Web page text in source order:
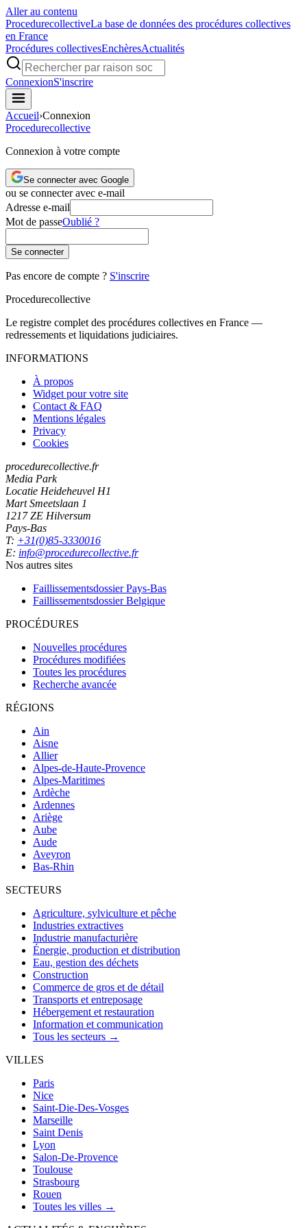
Aller au contenu
ProcedurecollectiveLa base de données des procédures collectives
en France
Procédures collectivesEnchèresActualités
ConnexionS'inscrire
Accueil›Connexion
Procedurecollective
Connexion à votre compte
Se connecter avec Google
ou se connecter avec e-mail
Adresse e-mail
Mot de passeOublié ?
Se connecter
Pas encore de compte ? S'inscrire
Procedurecollective
Le registre complet des procédures collectives en France —
redressements et liquidations judiciaires.
INFORMATIONS
À propos
Widget pour votre site
Contact & FAQ
Mentions légales
Privacy
Cookies
procedurecollective.fr
Media Park
Locatie Heideheuvel H1
Mart Smeetslaan 1
1217 ZE Hilversum
Pays-Bas
T: +31(0)85-3330016
E: info@procedurecollective.fr
Nos autres sites
Faillissementsdossier Pays-Bas
Faillissementsdossier Belgique
PROCÉDURES
Nouvelles procédures
Procédures modifiées
Toutes les procédures
Recherche avancée
RÉGIONS
Ain
Aisne
Allier
Alpes-de-Haute-Provence
Alpes-Maritimes
Ardèche
Ardennes
Ariège
Aube
Aude
Aveyron
Bas-Rhin
SECTEURS
Agriculture, sylviculture et pêche
Industries extractives
Industrie manufacturière
Énergie, production et distribution
Eau, gestion des déchets
Construction
Commerce de gros et de détail
Transports et entreposage
Hébergement et restauration
Information et communication
Tous les secteurs →
VILLES
Paris
Nice
Saint-Die-Des-Vosges
Marseille
Saint Denis
Lyon
Salon-De-Provence
Toulouse
Strasbourg
Rouen
Toutes les villes →